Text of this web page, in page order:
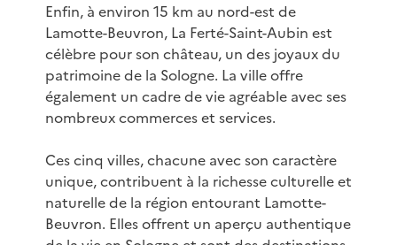
Enfin, à environ 15 km au nord-est de
Lamotte-Beuvron, La Ferté-Saint-Aubin est
célèbre pour son château, un des joyaux du
patrimoine de la Sologne. La ville offre
également un cadre de vie agréable avec ses
nombreux commerces et services.
Ces cinq villes, chacune avec son caractère
unique, contribuent à la richesse culturelle et
naturelle de la région entourant Lamotte-
Beuvron. Elles offrent un aperçu authentique